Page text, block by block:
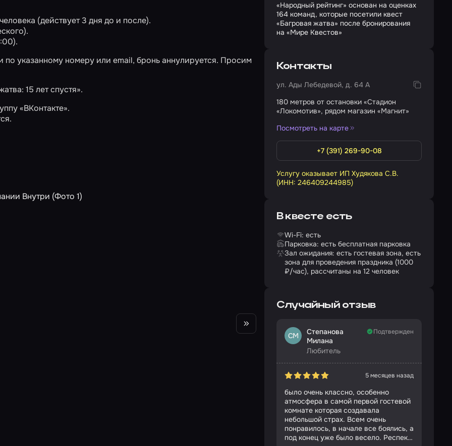
(действует 3 дня до и после).
по указанному номеру или email, бронь аннулируется. Просим
15 лет спустя».
«ВКонтакте».
«Народный рейтинг» основан на оценках
164 команд, которые посетили квест
«Багровая жатва» после бронирования
на «Мире Квестов»
Контакты
ул. Ады Лебедевой, д. 64 А
180 метров от остановки «Стадион
«Локомотив», рядом магазин «Магнит»
Посмотреть на карте
+7 (391) 269-90-08
Услугу оказывает ИП Худякова С.В.
(ИНН: 246409244985)
В квесте есть
Wi-Fi: есть
Парковка: есть бесплатная парковка
Зал ожидания: есть гостевая зона, есть
зона для проведения праздника (1000
₽/час), рассчитаны на 12 человек
Случайный отзыв
СМ
Степанова
Милана
Любитель
Подтвержден
5 месяцев назад
было очень классно, особенно
атмосфера в самой первой гостевой
комнате которая создавала
небольшой страх. Всем очень
понравилось, в начале все боялись, а
под конец уже было весело. Респект